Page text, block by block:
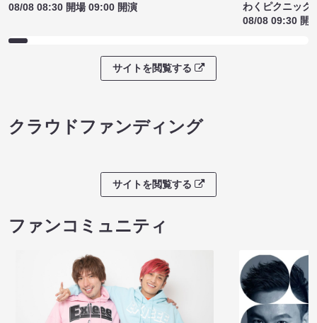
08/08 08:30 開場 09:00 開演
わくピクニック
08/08 09:30 開
サイトを閲覧する
クラウドファンディング
サイトを閲覧する
ファンコミュニティ